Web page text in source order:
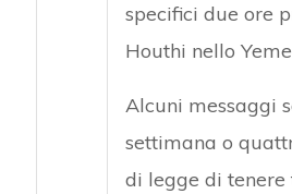
specifici due ore
Houthi nello
Alcuni messaggi
settimana o
di legge di